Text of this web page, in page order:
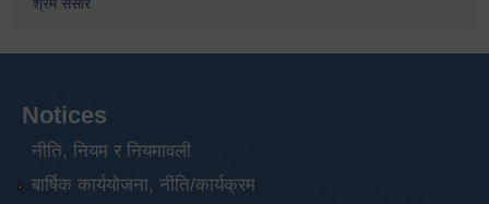
Notices
नीति, नियम र नियमावली
बार्षिक कार्ययोजना, नीति/कार्यक्रम